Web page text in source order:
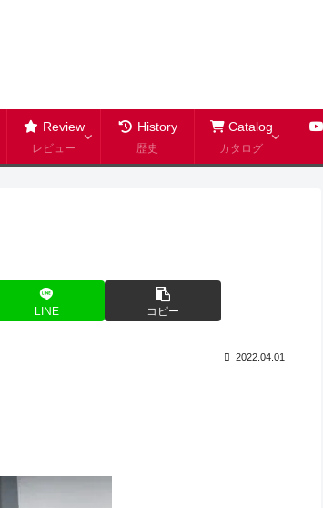
Review
レビュー
History
歴史
Catalog
カタログ
LINE コピー
2022.04.01